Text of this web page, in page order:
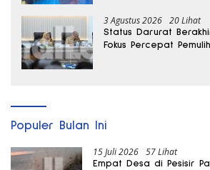
3 Agustus 2026 20 Lihat
Status Darurat
Fokus Percepat
Populer Bulan Ini
15 Juli 2026 57 Lihat
Empat Desa di Pesisir